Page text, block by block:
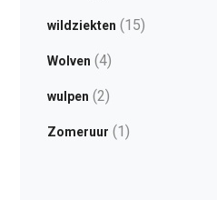
wildziekten (15)
Wolven (4)
wulpen (2)
Zomeruur (1)